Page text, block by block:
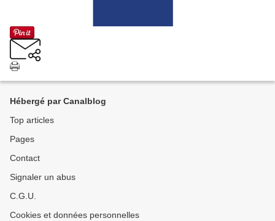
Hébergé par Canalblog
Top articles
Pages
Contact
Signaler un abus
C.G.U.
Cookies et données personnelles